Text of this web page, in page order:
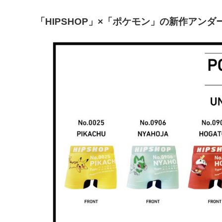
「HIPSHOP」×「ポケモン」の新作アンダ